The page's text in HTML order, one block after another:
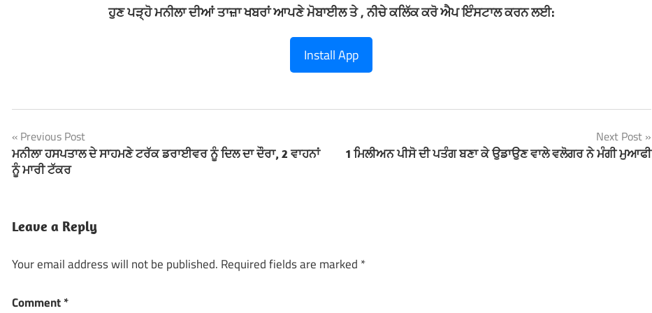
ਹੁਣ ਪੜ੍ਹੋ ਮਨੀਲਾ ਦੀਆਂ ਤਾਜ਼ਾ ਖਬਰਾਂ ਆਪਣੇ ਮੋਬਾਈਲ ਤੇ , ਨੀਚੇ ਕਲਿੱਕ ਕਰੋ ਐਪ ਇੰਸਟਾਲ ਕਰਨ ਲਈ:
Install App
Post
navigation
Previous Post
ਮਨੀਲਾ ਹਸਪਤਾਲ ਦੇ ਸਾਹਮਣੇ ਟਰੱਕ ਡਰਾਈਵਰ ਨੂੰ ਦਿਲ ਦਾ ਦੌਰਾ, 2 ਵਾਹਨਾਂ
ਨੂੰ ਮਾਰੀ ਟੱਕਰ
Next Post
1 ਮਿਲੀਅਨ ਪੀਸੋ ਦੀ ਪਤੰਗ ਬਣਾ ਕੇ ਉਡਾਉਣ ਵਾਲੇ ਵਲੋਗਰ ਨੇ ਮੰਗੀ ਮੁਆਫੀ
Leave a Reply
Your email address will not be published. Required fields are marked *
Comment*